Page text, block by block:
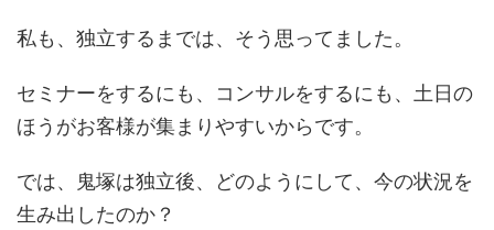
私も、独立するまでは、そう思ってました。
セミナーをするにも、コンサルをするにも、土日の
ほうがお客様が集まりやすいからです。
では、鬼塚は独立後、どのようにして、今の状況を
生み出したのか？